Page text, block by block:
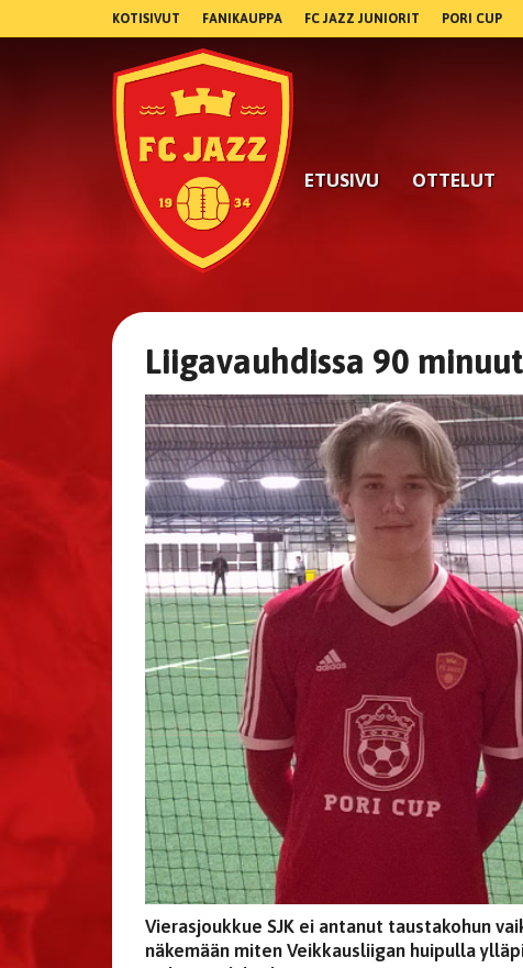
KOTISIVUT FANIKAUPPA FC JAZZ JUNIORIT PORI CUP
ETUSIVU OTTELUT
Liigavauhdissa 90
Vierasjoukkue SJK ei antanut taustakohun
näkemään miten Veikkausliigan huipulla